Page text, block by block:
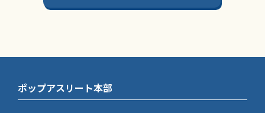
ポップアスリート本部